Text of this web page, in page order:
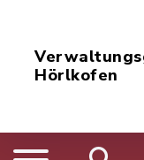
Hörlkofen